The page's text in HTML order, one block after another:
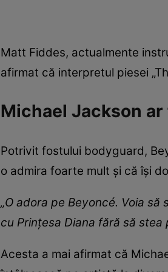
Matt Fiddes, actualmente
afirmat că interpretul piesei
Michael Jackson
Potrivit fostului bodyguard,
o admira foarte mult și că își
„O adora pe Beyoncé. Voia
cu Prințesa Diana fără să stea
Acesta a mai afirmat că